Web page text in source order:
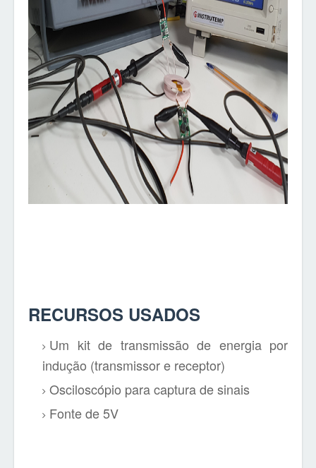
RECURSOS USADOS
Um kit de transmissão de energia por
indução (transmissor e receptor)
Osciloscópio para captura de sinais
Fonte de 5V